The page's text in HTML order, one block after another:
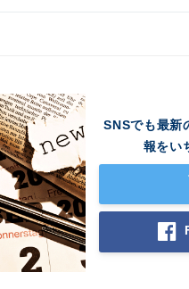
SNSでも最新
報をい